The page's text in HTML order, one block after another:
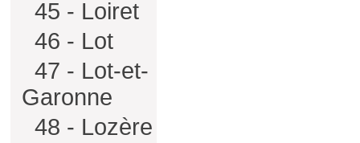
45 - Loiret
46 - Lot
47 - Lot-et-
Garonne
48 - Lozère